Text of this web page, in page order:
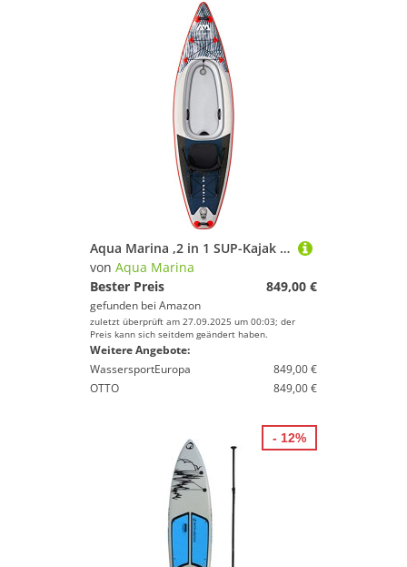
Aqua Marina ,2 in 1 SUP-Kajak aufblasbar im Set Cascade 2021 11‘2“ Kajak Fahren und Stand Up Paddling in einem 340 x 89 x 20 cm
von Aqua Marina
Bester Preis
849,00 €
gefunden bei Amazon
zuletzt überprüft am 27.09.2025 um 00:03; der
Preis kann sich seitdem geändert haben.
Weitere Angebote:
WassersportEuropa
849,00 €
OTTO
849,00 €
- 12%